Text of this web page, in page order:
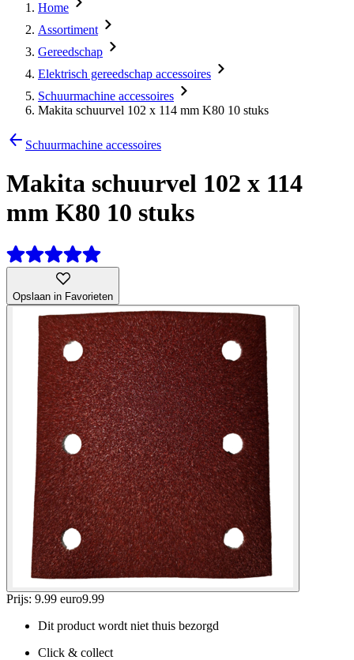
Home
Assortiment
Gereedschap
Elektrisch gereedschap accessoires
Schuurmachine accessoires
Makita schuurvel 102 x 114 mm K80 10 stuks
Schuurmachine accessoires
Makita schuurvel 102 x 114
mm K80 10 stuks
Opslaan in Favorieten
Prijs: 9.99 euro9.99
Dit product wordt niet thuis bezorgd
Click & collect